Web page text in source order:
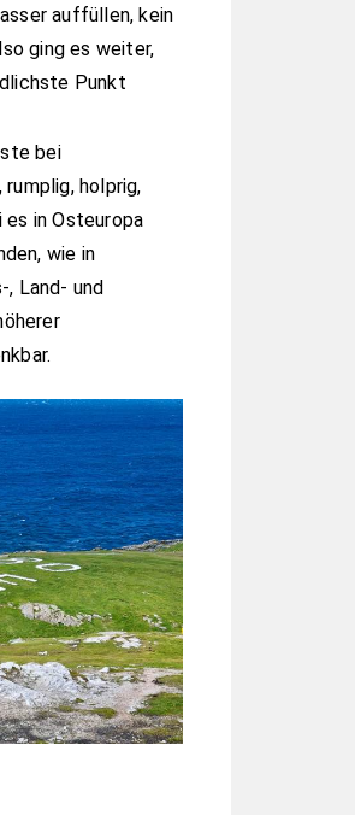
auffüllen, kein
ging es weiter,
Punkt
bei
holprig,
es in Osteuropa
wie in
Land- und